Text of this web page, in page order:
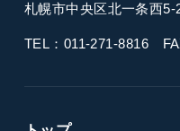
札幌市中央区北一条西
TEL：011-271-8816